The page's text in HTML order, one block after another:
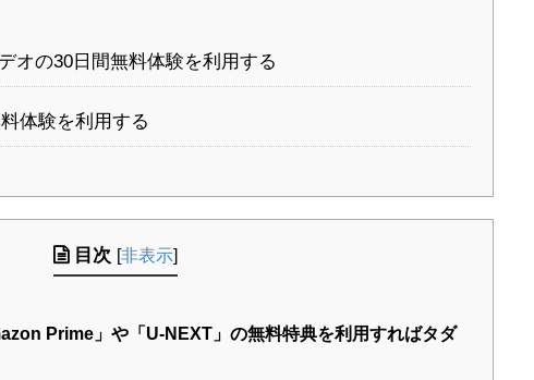
オの30日間無料体験を利用する
体験を利用する
目次 [非表示]
Prime」や「U-NEXT」の無料特典を利用すればタダ